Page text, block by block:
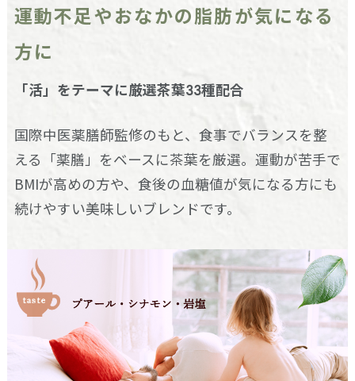
運動不足やおなかの脂肪が気になる
方に
「活」をテーマに厳選茶葉33種配合
国際中医薬膳師監修のもと、食事でバランスを整
える「薬膳」をベースに茶葉を厳選。運動が苦手で
BMIが高めの方や、食後の血糖値が気になる方にも
続けやすい美味しいブレンドです。